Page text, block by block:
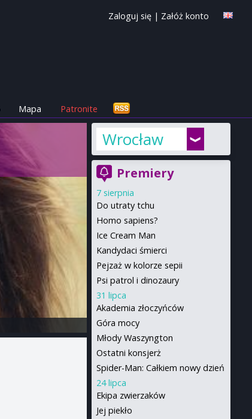
Zaloguj się | Załóż konto
Mapa Patronite
Wrocław
Premiery
7 sierpnia
Do utraty tchu
Homo sapiens?
Ice Cream Man
Kandydaci śmierci
Pejzaż w kolorze sepii
Psi patrol i dinozaury
31 lipca
Akademia złoczyńców
Góra mocy
Młody Waszyngton
Ostatni konsjerż
Spider-Man: Całkiem nowy dzień
24 lipca
Ekipa zwierzaków
Jej piekło